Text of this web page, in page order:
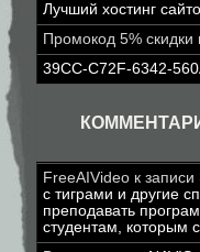
Лучший хостинг
Промокод 5% скидки
39CC-C72F-6342-
FreeAIVideo к записи
с тиграми и другие
преподавать
студентам, которым